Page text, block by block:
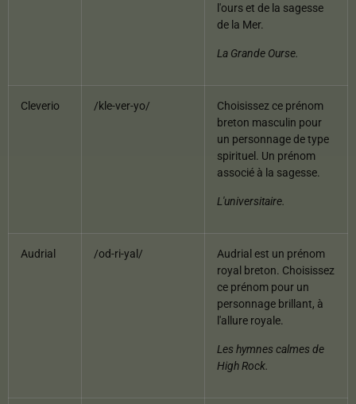
l'ours et de la sagesse
de la Mer.
La Grande Ourse.
Cleverio /kle-ver-yo/
Choisissez ce prénom
breton masculin pour
un personnage de type
spirituel. Un prénom
associé à la sagesse.
L'universitaire.
Audrial /od-ri-yal/
Audrial est un prénom
royal breton. Choisissez
ce prénom pour un
personnage brillant, à
l'allure royale.
Les hymnes calmes de
High Rock.